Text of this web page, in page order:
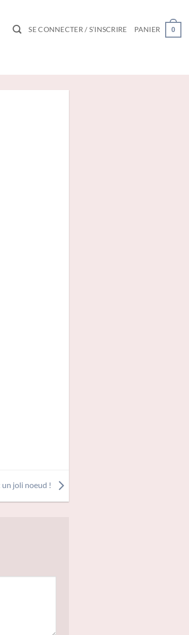
SE CONNECTER / S’INSCRIRE PANIER 0
un joli noeud !